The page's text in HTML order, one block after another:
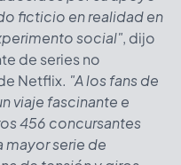
ficticio en realidad en
social", dijo
de series no
Netflix. "A los fans de
viaje fascinante e
456 concursantes
mayor serie de